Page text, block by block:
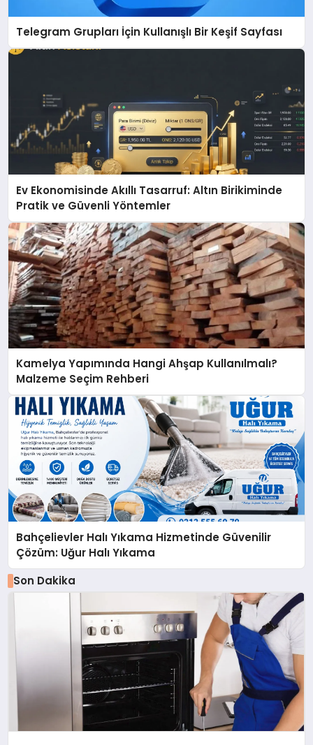
Telegram Grupları İçin Kullanışlı Bir Keşif Sayfası
Ev Ekonomisinde Akıllı Tasarruf: Altın Birikiminde
Pratik ve Güvenli Yöntemler
Kamelya Yapımında Hangi Ahşap Kullanılmalı?
Malzeme Seçim Rehberi
Bahçelievler Halı Yıkama Hizmetinde Güvenilir
Çözüm: Uğur Halı Yıkama
Son Dakika